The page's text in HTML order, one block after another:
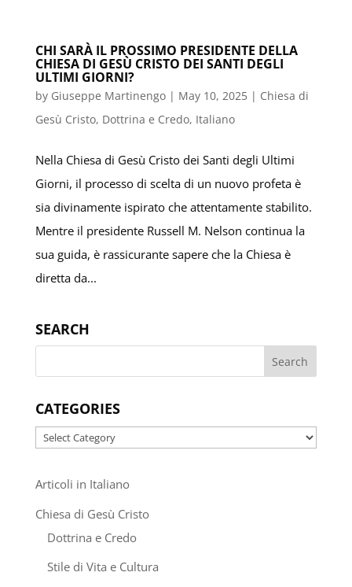
CHI SARÀ IL PROSSIMO PRESIDENTE DELLA
CHIESA DI GESÙ CRISTO DEI SANTI DEGLI
ULTIMI GIORNI?
by Giuseppe Martinengo| May 10, 2025| Chiesa di
Gesù Cristo, Dottrina e Credo, Italiano
Nella Chiesa di Gesù Cristo dei Santi degli Ultimi
Giorni, il processo di scelta di un nuovo profeta è
sia divinamente ispirato che attentamente stabilito.
Mentre il presidente Russell M. Nelson continua la
sua guida, è rassicurante sapere che la Chiesa è
diretta da...
SEARCH
CATEGORIES
Categories
Articoli in Italiano
Chiesa di Gesù Cristo
Dottrina e Credo
Stile di Vita e Cultura